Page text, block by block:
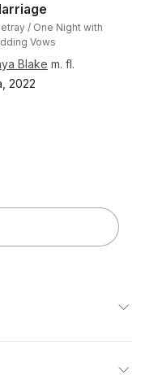
/ One Night with
Vows
Blake m. fl.
2022